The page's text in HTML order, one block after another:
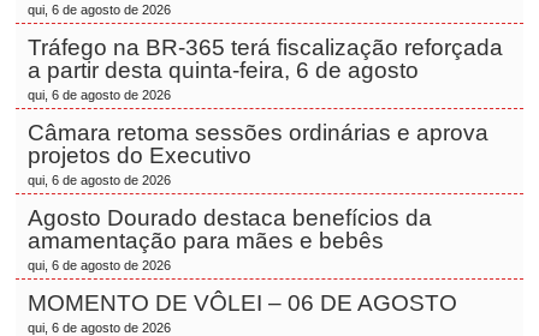
qui, 6 de agosto de 2026
Tráfego na BR-365 terá fiscalização reforçada
a partir desta quinta-feira, 6 de agosto
qui, 6 de agosto de 2026
Câmara retoma sessões ordinárias e aprova
projetos do Executivo
qui, 6 de agosto de 2026
Agosto Dourado destaca benefícios da
amamentação para mães e bebês
qui, 6 de agosto de 2026
MOMENTO DE VÔLEI – 06 DE AGOSTO
qui, 6 de agosto de 2026